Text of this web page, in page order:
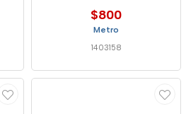
$800
Metro
1403158